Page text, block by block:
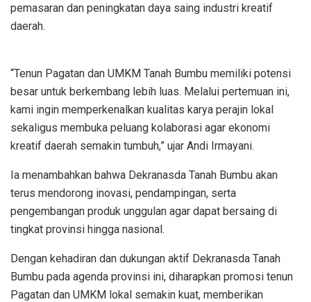
pemasaran dan peningkatan daya saing industri kreatif
daerah.
“Tenun Pagatan dan UMKM Tanah Bumbu memiliki potensi
besar untuk berkembang lebih luas. Melalui pertemuan ini,
kami ingin memperkenalkan kualitas karya perajin lokal
sekaligus membuka peluang kolaborasi agar ekonomi
kreatif daerah semakin tumbuh,” ujar Andi Irmayani.
Ia menambahkan bahwa Dekranasda Tanah Bumbu akan
terus mendorong inovasi, pendampingan, serta
pengembangan produk unggulan agar dapat bersaing di
tingkat provinsi hingga nasional.
Dengan kehadiran dan dukungan aktif Dekranasda Tanah
Bumbu pada agenda provinsi ini, diharapkan promosi tenun
Pagatan dan UMKM lokal semakin kuat, memberikan